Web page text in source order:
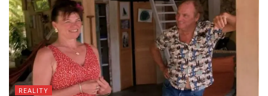
REALITY